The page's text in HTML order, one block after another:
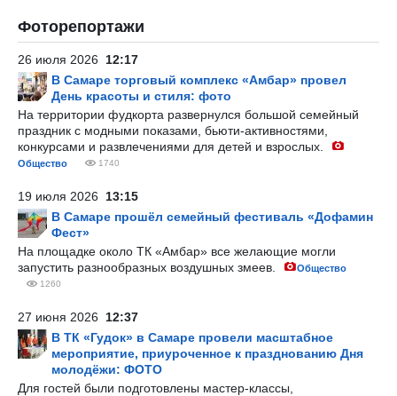
Фоторепортажи
26 июля 2026 12:17
В Самаре торговый комплекс «Амбар» провел
День красоты и стиля: фото
На территории фудкорта развернулся большой семейный
праздник с модными показами, бьюти-активностями,
конкурсами и развлечениями для детей и взрослых.
Общество 1740
19 июля 2026 13:15
В Самаре прошёл семейный фестиваль «Дофамин
Фест»
На площадке около ТК «Амбар» все желающие могли
запустить разнообразных воздушных змеев.
Общество
1260
27 июня 2026 12:37
В ТК «Гудок» в Самаре провели масштабное
мероприятие, приуроченное к празднованию Дня
молодёжи: ФОТО
Для гостей были подготовлены мастер-классы,